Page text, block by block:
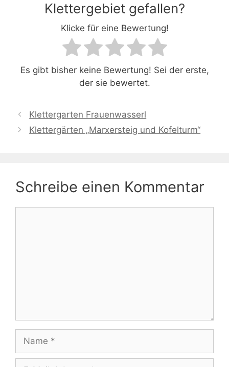
Klettergebiet gefallen?
Klicke für eine Bewertung!
Es gibt bisher keine Bewertung! Sei der erste,
der sie bewertet.
Klettergarten Frauenwasserl
Klettergärten „Marxersteig und Kofelturm“
Schreibe einen Kommentar